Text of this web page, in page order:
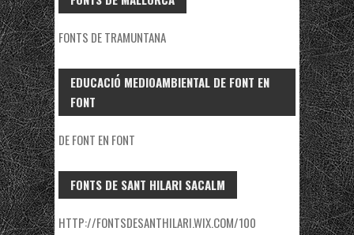
FONTS DE TRAMUNTANA
EDUCACIÓ MEDIOAMBIENTAL DE FONT EN
FONT
DE FONT EN FONT
FONTS DE SANT HILARI SACALM
HTTP://FONTSDESANTHILARI.WIX.COM/100